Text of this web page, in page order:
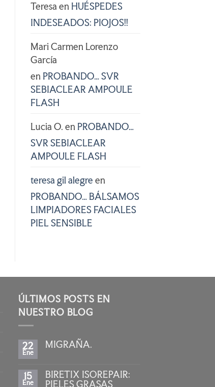
Teresa en HUÉSPEDES
INDESEADOS: PIOJOS!!
Mari Carmen Lorenzo
García
en PROBANDO… SVR
SEBIACLEAR AMPOULE
FLASH
Lucia O. en PROBANDO…
SVR SEBIACLEAR
AMPOULE FLASH
teresa gil alegre en
PROBANDO… BÁLSAMOS
LIMPIADORES FACIALES
PIEL SENSIBLE
ÚLTIMOS POSTS EN
NUESTRO BLOG
22
Ene
MIGRAÑA.
en
MIGRAÑA.
15
Ene
BIRETIX ISOREPAIR:
PIELES GRASAS